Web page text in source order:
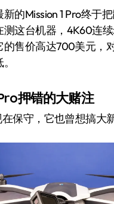
的Mission 1 Pro终于
测这台机器，4K60连
的售价高达700美元，
押错的大赌注
保守，它也曾想搞大